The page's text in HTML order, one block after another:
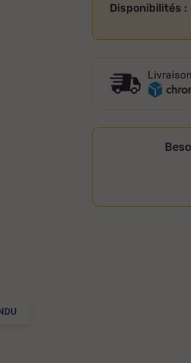
Disponibilités :
Livraison